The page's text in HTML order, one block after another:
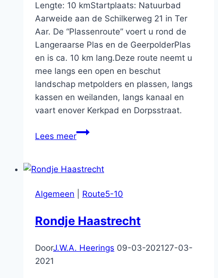
Lengte: 10 kmStartplaats: Natuurbad
Aarweide aan de Schilkerweg 21 in Ter
Aar. De “Plassenroute” voert u rond de
Langeraarse Plas en de GeerpolderPlas
en is ca. 10 km lang.Deze route neemt u
mee langs een open en beschut
landschap metpolders en plassen, langs
kassen en weilanden, langs kanaal en
vaart enover Kerkpad en Dorpsstraat.
Lees meerLangeraarse
Algemeen Route5-10
Rondje Haastrecht
DoorJ.W.A. Heerings 09-03-202127-03-
2021